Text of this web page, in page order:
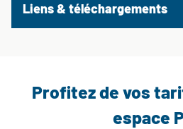
Liens & téléchargements
Profitez de vos
espace